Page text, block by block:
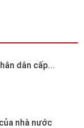
dân cấp...
nhà nước